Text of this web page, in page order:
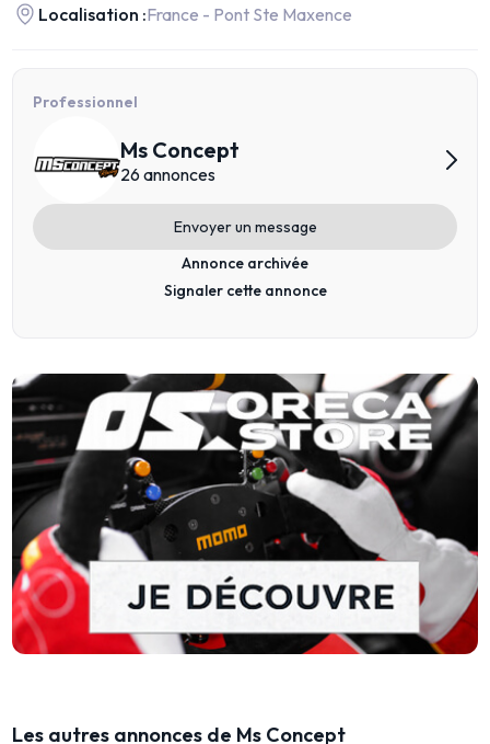
Localisation :France - Pont Ste Maxence
Professionnel
Ms Concept
26 annonces
Envoyer un message
Annonce archivée
Signaler cette annonce
Les autres annonces de Ms Concept